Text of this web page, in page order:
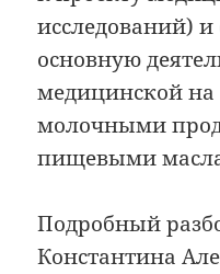
исследований)
основную
медицинской на
молочными
пищевыми
Подробный
Константина